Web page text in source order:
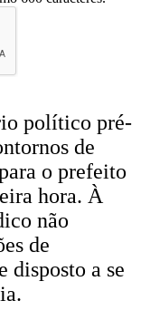
político pré-
de
o prefeito
hora. À
não
de
a se